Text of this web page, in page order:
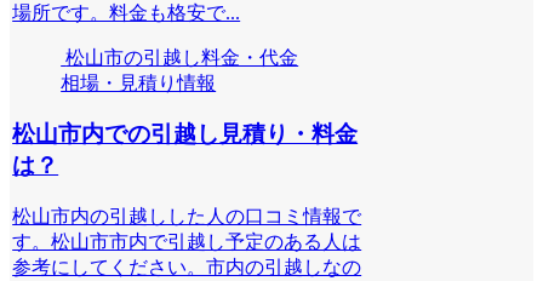
場所です。料金も格安で...
松山市の引越し料金・代金
相場・見積り情報
松山市内での引越し見積り・料金
は？
松山市内の引越しした人の口コミ情報で
す。松山市市内で引越し予定のある人は
参考にしてください。市内の引越しなの